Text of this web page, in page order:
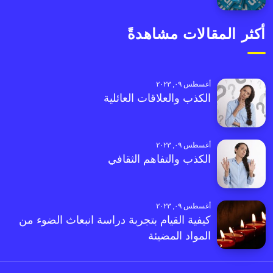
أكثر المقالات مشاهدةً
أغسطس ٠٩, ٢٠٢٣
الكذب والعلاقات العائلية
أغسطس ٠٩, ٢٠٢٣
الكذب والتفاهم الثقافي
أغسطس ٠٩, ٢٠٢٣
كيفية القيام بتجربة دراسة انبعاث الضوء من
المواد المضيئة